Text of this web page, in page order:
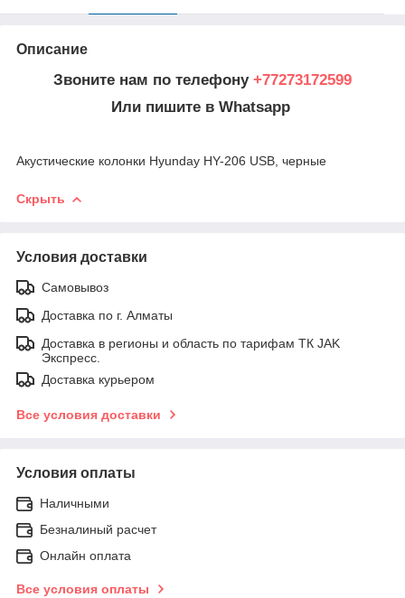
Описание
Звоните нам по телефону +77273172599
Или пишите в Whatsapp
Акустические колонки Hyunday HY-206 USB, черные
Скрыть
Условия доставки
Самовывоз
Доставка по г. Алматы
Доставка в регионы и область по тарифам ТК JAK
Экспресс.
Доставка курьером
Все условия доставки
Условия оплаты
Наличными
Безналиный расчет
Онлайн оплата
Все условия оплаты